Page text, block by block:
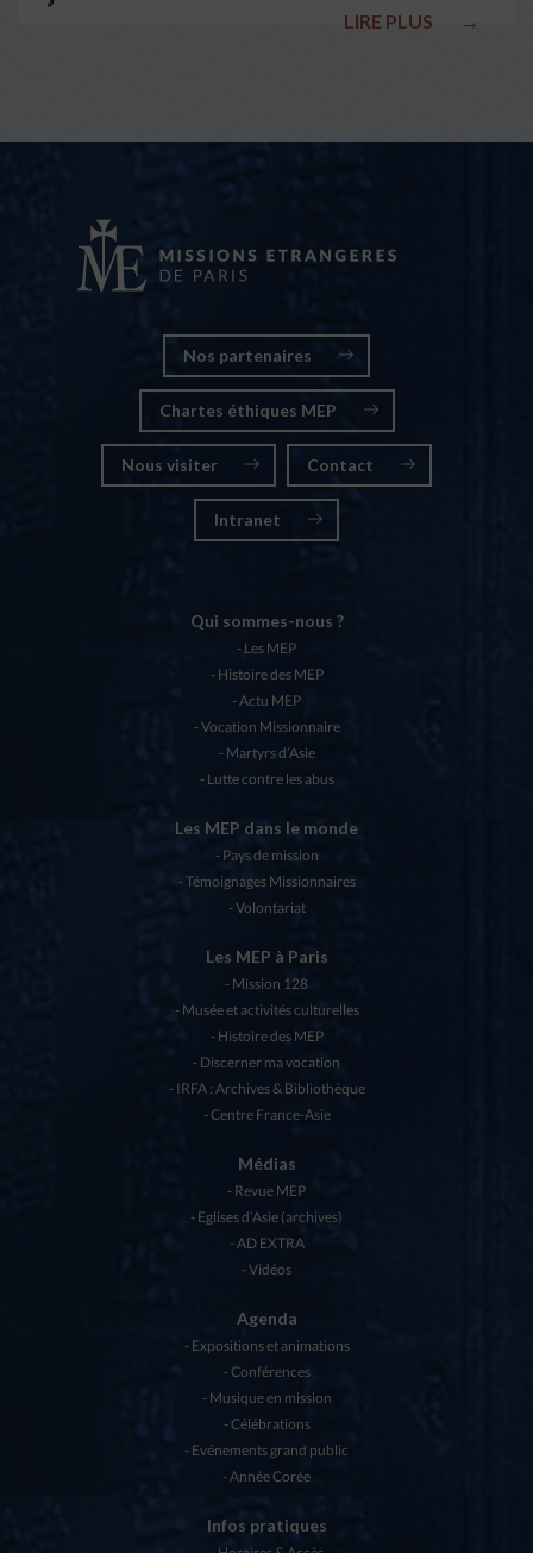
LIRE PLUS →
Nos partenaires
Chartes éthiques MEP
Nous visiter Contact
Intranet
Qui sommes-nous ?
Les MEP
Histoire des MEP
Actu MEP
Vocation Missionnaire
Martyrs d’Asie
Lutte contre les abus
Les MEP dans le monde
Pays de mission
Témoignages Missionnaires
Volontariat
Les MEP à Paris
Mission 128
Musée et activités culturelles
Histoire des MEP
Discerner ma vocation
IRFA : Archives & Bibliothèque
Centre France-Asie
Médias
Revue MEP
Eglises d’Asie (archives)
AD EXTRA
Vidéos
Agenda
Expositions et animations
Conférences
Musique en mission
Célébrations
Evénements grand public
Année Corée
Infos pratiques